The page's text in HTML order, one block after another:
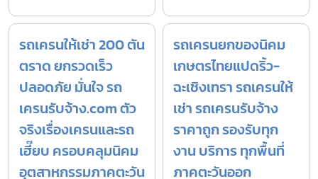
รถเครนให้เช่า 200 ตัน
ตราด ยกรวดเร็ว
ปลอดภัย มั่นใจ รถ
เครนรับจ้าง.com ตัว
จริงเรื่องเครนและรถ
เฮี๊ยบ ครอบคลุมนิคม
อุตสาหกรรมภาคตะวัน
รถเครนยกของนิคม
เกษตรไทยแปดริ้ว-
ฉะเชิงเทรา รถเครนให้
เช่า รถเครนรับจ้าง
ราคาถูก รองรับทุก
งาน บริการ ทุกพื้นที่
ภาคตะวันออก